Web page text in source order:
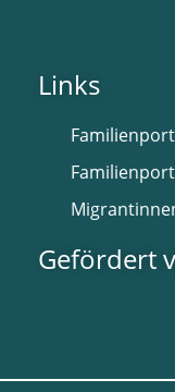
Links
Gefördert